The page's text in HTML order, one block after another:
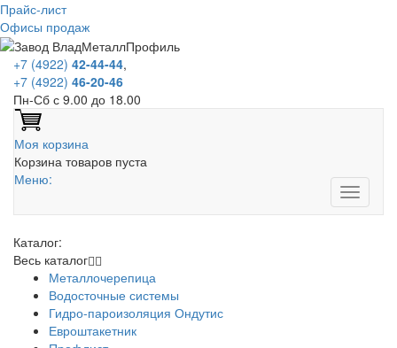
Прайс-лист
Офисы продаж
+7 (4922) 42-44-44,
+7 (4922) 46-20-46
Пн-Сб с 9.00 до 18.00
Моя корзина
Корзина товаров пуста
Меню:
Каталог:
Весь каталог
Металлочерепица
Водосточные системы
Гидро-пароизоляция Ондутис
Евроштакетник